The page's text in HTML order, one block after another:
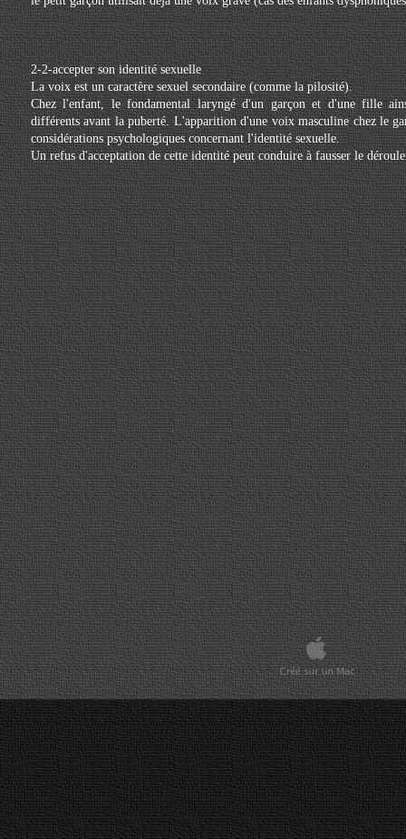
2-2-accepter son identité sexuelle
La voix est un caractère sexuel secondaire (comme la pilosité).
Chez l'enfant, le fondamental laryngé d'un garçon et d'une fille
différents avant la puberté. L'apparition d'une voix masculine chez le
considérations psychologiques concernant l'identité sexuelle.
Un refus d'acceptation de cette identité peut conduire à fausser le